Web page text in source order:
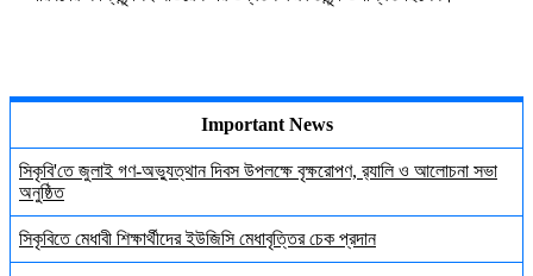
Important News
সিকৃবি'তে জুলাই গণ-অভ্যুত্থান দিবস উপলক্ষে বৃক্ষরোপণ, র‍্যালি ও আলোচনা সভা
অনুষ্ঠিত
সিকৃবিতে মেধাবী শিক্ষার্থীদের ইউজিসি মেধাবৃত্তির চেক প্রদান